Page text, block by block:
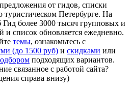
от гидов, списки
туристическом Петербурге. На
более 3000 тысяч групповых и
и список обновляется ежедневно.
темы, ознакомьтесь с
(до 1500 руб) и скидками или
подходящих вариантов.
связанное с работой сайта?
справа внизу)